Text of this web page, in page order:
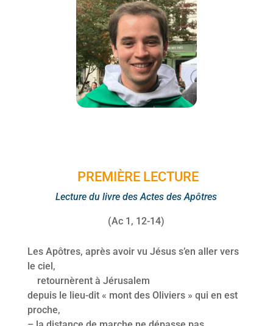
PREMIÈRE LECTURE
Lecture du livre des Actes des Apôtres
(Ac 1, 12-14)
Les Apôtres, après avoir vu Jésus s’en aller vers
le ciel,
retournèrent à Jérusalem
depuis le lieu-dit « mont des Oliviers » qui en est
proche,